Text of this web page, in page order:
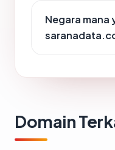
Negara mana
Domain